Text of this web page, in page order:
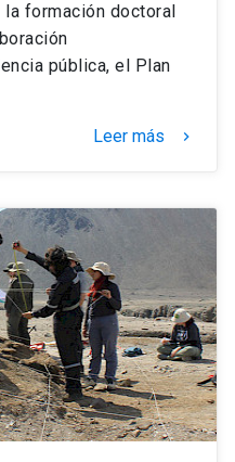
formación doctoral
pública, el Plan
Leer más keyboard_arrow_right